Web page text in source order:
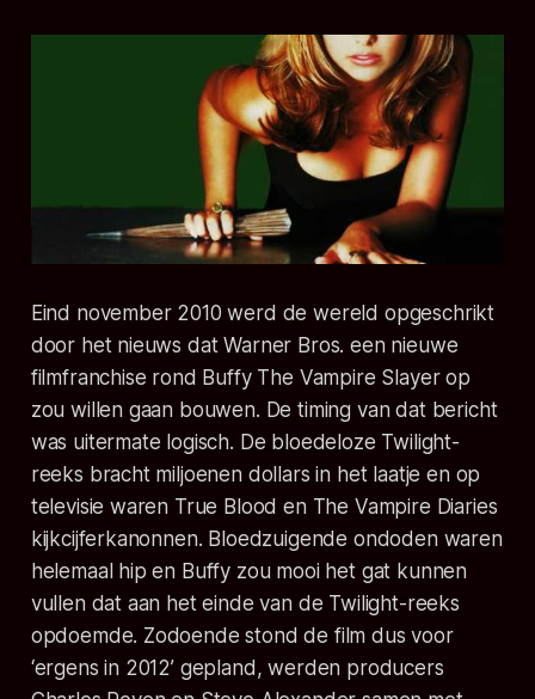
Eind november 2010 werd de wereld opgeschrikt
door het nieuws dat Warner Bros. een nieuwe
filmfranchise rond Buffy The Vampire Slayer op
zou willen gaan bouwen. De timing van dat bericht
was uitermate logisch. De bloedeloze Twilight-
reeks bracht miljoenen dollars in het laatje en op
televisie waren True Blood en The Vampire Diaries
kijkcijferkanonnen. Bloedzuigende ondoden waren
helemaal hip en Buffy zou mooi het gat kunnen
vullen dat aan het einde van de Twilight-reeks
opdoemde. Zodoende stond de film dus voor
‘ergens in 2012’ gepland, werden producers